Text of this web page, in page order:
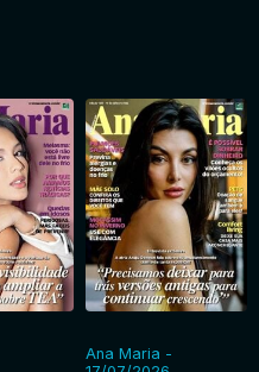
Ana Maria -